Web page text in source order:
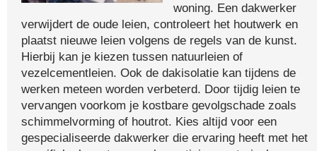
woning. Een dakwerker
verwijdert de oude leien, controleert het houtwerk en
plaatst nieuwe leien volgens de regels van de kunst.
Hierbij kan je kiezen tussen natuurleien of
vezelcementleien. Ook de dakisolatie kan tijdens de
werken meteen worden verbeterd. Door tijdig leien te
vervangen voorkom je kostbare gevolgschade zoals
schimmelvorming of houtrot. Kies altijd voor een
gespecialiseerde dakwerker die ervaring heeft met het